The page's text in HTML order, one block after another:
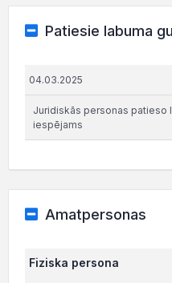
Patiesie labuma
04.03.2025
Juridiskās personas patieso
iespējams
Amatpersonas
Fiziska persona